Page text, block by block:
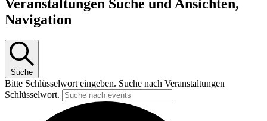
Veranstaltungen Suche und Ansichten,
Navigation
Suche
Bitte Schlüsselwort eingeben. Suche nach Veranstaltungen
Schlüsselwort.